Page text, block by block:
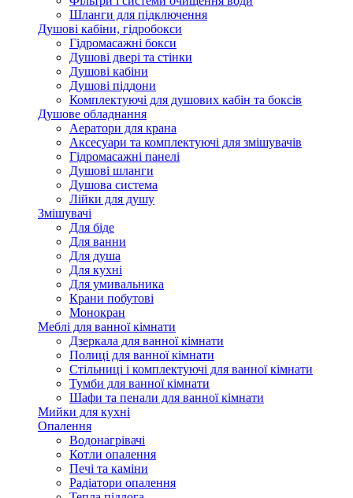
Шланги для підключення
Душові кабіни, гідробокси
Гідромасажні бокси
Душові двері та стінки
Душові кабіни
Душові піддони
Комплектуючі для душових кабін та боксів
Душове обладнання
Аератори для крана
Аксесуари та комплектуючі для змішувачів
Гідромасажні панелі
Душові шланги
Душова система
Лійки для душу
Змішувачі
Для біде
Для ванни
Для душа
Для кухні
Для умивальника
Крани побутові
Монокран
Меблі для ванної кімнати
Дзеркала для ванної кімнати
Полиці для ванної кімнати
Стільниці і комплектуючі для ванної кімнати
Тумби для ванної кімнати
Шафи та пенали для ванної кімнати
Мийки для кухні
Опалення
Водонагрівачі
Котли опалення
Печі та каміни
Радіатори опалення